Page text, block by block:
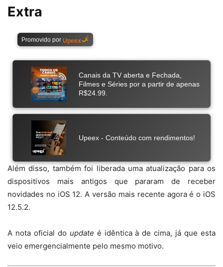
Extra
Além disso, também foi liberada uma atualização para os
dispositivos mais antigos que pararam de receber
novidades no iOS 12. A versão mais recente agora é o iOS
12.5.2.
A nota oficial do update é idêntica à de cima, já que esta
veio emergencialmente pelo mesmo motivo.